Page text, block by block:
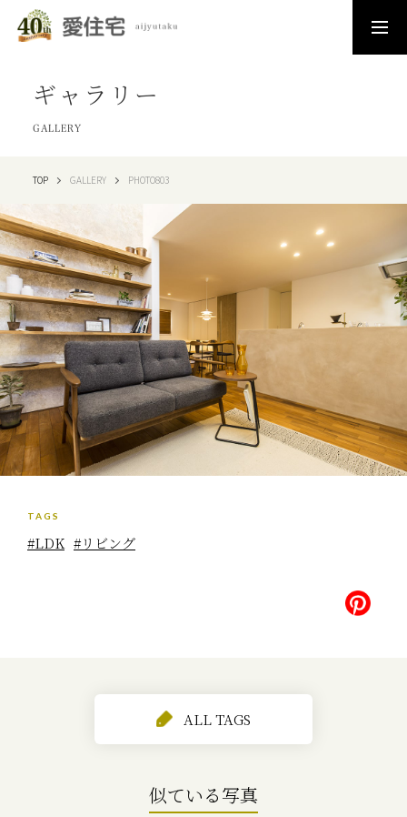
ギャラリー
GALLERY
TOP GALLERY PHOTO803
TAGS
#LDK #リビング
似ている写真
ALL TAGS